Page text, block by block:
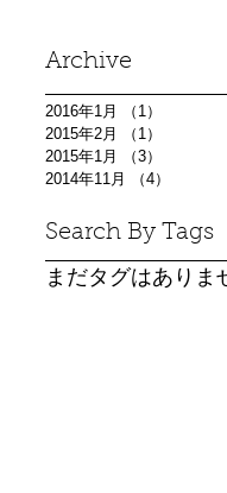
Archive
2016年1月 （1）
2015年2月
（1）
2015年1月
（3）
2014年11月
（4）
Search By Tags
まだタグはありま